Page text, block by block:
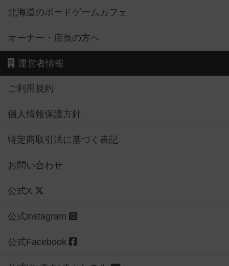
北海道のボードゲームカフェ
オーナー・店長の方へ
運営者情報
ご利用規約
個人情報保護方針
特定商取引法に基づく表記
お問い合わせ
公式X
公式instagram
公式Facebook